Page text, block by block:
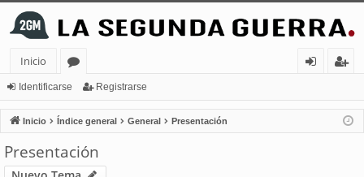
Inicio
or
os
nt
ifi
ist
ra
Identificarse Registrarse
Inicio Índice general General Presentación
Presentación